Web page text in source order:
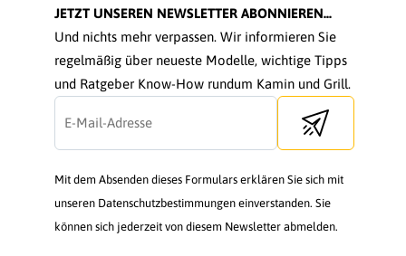
JETZT UNSEREN NEWSLETTER ABONNIEREN...
Und nichts mehr verpassen. Wir informieren Sie
regelmäßig über neueste Modelle, wichtige Tipps
und Ratgeber Know-How rundum Kamin und Grill.
Send newsletter
Mit dem Absenden dieses Formulars erklären Sie sich mit
unseren Datenschutzbestimmungen einverstanden. Sie
können sich jederzeit von diesem Newsletter abmelden.